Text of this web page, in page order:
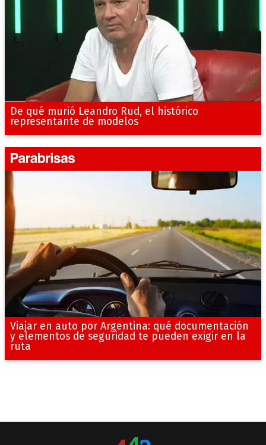
De qué murió Leandro Rud, el histórico
representante de modelos
Viajar en auto por Argentina: qué documentación
y elementos de seguridad te pueden exigir en la
ruta